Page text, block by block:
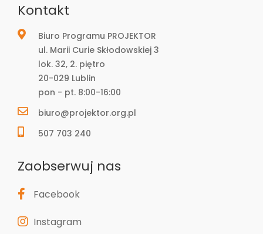
Kontakt
Biuro Programu PROJEKTOR
ul. Marii Curie Skłodowskiej 3
lok. 32, 2. piętro
20-029 Lublin
pon - pt. 8:00-16:00
biuro@projektor.org.pl
507 703 240
Zaobserwuj nas
Facebook
Instagram